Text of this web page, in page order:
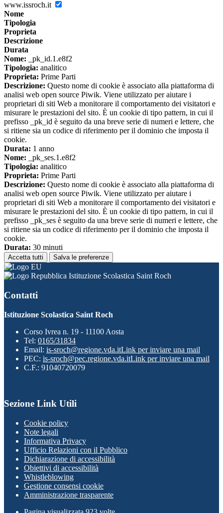
www.issroch.it
Nome
Tipologia
Proprieta
Descrizione
Durata
Nome: _pk_id.1.e8f2
Tipologia: analitico
Proprieta: Prime Parti
Descrizione: Questo nome di cookie è associato alla piattaforma di
analisi web open source Piwik. Viene utilizzato per aiutare i
proprietari di siti Web a monitorare il comportamento dei visitatori e
misurare le prestazioni del sito. È un cookie di tipo pattern, in cui il
prefisso _pk_id è seguito da una breve serie di numeri e lettere, che
si ritiene sia un codice di riferimento per il dominio che imposta il
cookie.
Durata: 1 anno
Nome: _pk_ses.1.e8f2
Tipologia: analitico
Proprieta: Prime Parti
Descrizione: Questo nome di cookie è associato alla piattaforma di
analisi web open source Piwik. Viene utilizzato per aiutare i
proprietari di siti Web a monitorare il comportamento dei visitatori e
misurare le prestazioni del sito. È un cookie di tipo pattern, in cui il
prefisso _pk_ses è seguito da una breve serie di numeri e lettere, che
si ritiene sia un codice di riferimento per il dominio che imposta il
cookie.
Durata: 30 minuti
Accetta tutti Salva le preferenze
Istituzione Scolastica Saint Roch
Contatti
Istituzione Scolastica Saint Roch
Corso Ivrea n. 19 - 11100 Aosta
Tel: 0165/31834
Email: is-sroch@regione.vda.itLink per inviare una mail
PEC: is-sroch@pec.regione.vda.itLink per inviare una mail
C.F.: 91040720079
Sezione Link Utili
Cookie policy
Note legali
Informativa Privacy
Ufficio Relazioni con il Pubblico
Dichiarazione di accessibilità
Obiettivi di accessibilità
Whistleblowing
Gestione consensi cookie
Amministrazione trasparente